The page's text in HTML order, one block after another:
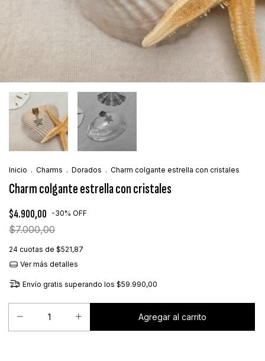
Inicio . Charms . Dorados . Charm colgante estrella con cristales
Charm colgante estrella con cristales
$4.900,00 -30% OFF
$7.000,00
24 cuotas de $521,87
Ver más detalles
Envío gratis superando los $59.990,00